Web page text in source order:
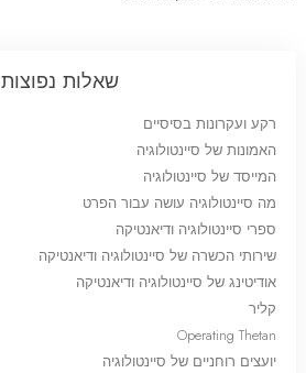
שאלות נפוצות
רקע ועקרונות בסיסיים
האמונות של סיינטולוגיה
המייסד של סיינטולוגיה
מה סיינטולוגיה עושה עבור הפרט
ספרי סיינטולוגיה ודיאנטיקה
שירותי הכשרה של סיינטולוגיה ודיאנטיקה
אודיטינג של סיינטולוגיה ודיאנטיקה
קליר
Operating Thetan
יועצים רוחניים של סיינטולוגיה